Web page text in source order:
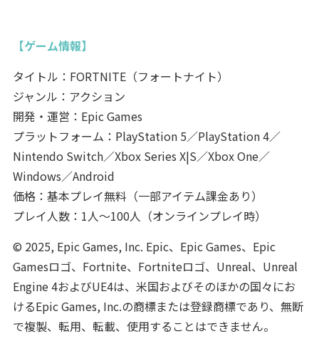
【ゲーム情報】
タイトル：FORTNITE（フォートナイト）
ジャンル：アクション
開発・運営：Epic Games
プラットフォーム：PlayStation 5／PlayStation 4／
Nintendo Switch／Xbox Series X|S／Xbox One／
Windows／Android
価格：基本プレイ無料（一部アイテム課金あり）
プレイ人数：1人～100人（オンラインプレイ時）
© 2025, Epic Games, Inc. Epic、Epic Games、Epic
Gamesロゴ、Fortnite、Fortniteロゴ、Unreal、Unreal
Engine 4およびUE4は、米国およびそのほかの国々にお
けるEpic Games, Inc.の商標または登録商標であり、無断
で複製、転用、転載、使用することはできません。